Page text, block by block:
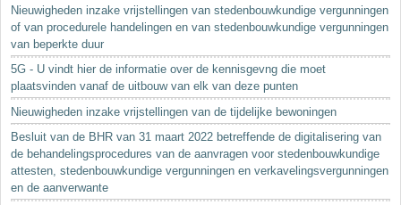
Nieuwigheden inzake vrijstellingen van stedenbouwkundige vergunningen
of van procedurele handelingen en van stedenbouwkundige vergunningen
van beperkte duur
5G - U vindt hier de informatie over de kennisgevng die moet
plaatsvinden vanaf de uitbouw van elk van deze punten
Nieuwigheden inzake vrijstellingen van de tijdelijke bewoningen
Besluit van de BHR van 31 maart 2022 betreffende de digitalisering van
de behandelingsprocedures van de aanvragen voor stedenbouwkundige
attesten, stedenbouwkundige vergunningen en verkavelingsvergunningen
en de aanverwante